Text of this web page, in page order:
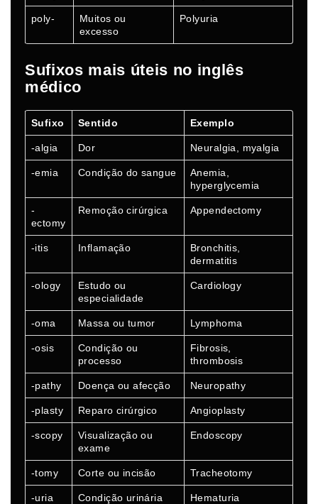
poly-
Muitos ou
excesso
Polyuria
Sufixos mais úteis no inglês
médico
Sufixo Sentido Exemplo
-algia Dor Neuralgia, myalgia
-emia Condição do sangue
Anemia,
hyperglycemia
-
ectomy
Remoção cirúrgica Appendectomy
-itis Inflamação
Bronchitis,
dermatitis
-ology
Estudo ou
especialidade
Cardiology
-oma Massa ou tumor Lymphoma
-osis
Condição ou
processo
Fibrosis,
thrombosis
-pathy Doença ou afecção Neuropathy
-plasty Reparo cirúrgico Angioplasty
-scopy
Visualização ou
exame
Endoscopy
-tomy Corte ou incisão Tracheotomy
-uria Condição urinária Hematuria